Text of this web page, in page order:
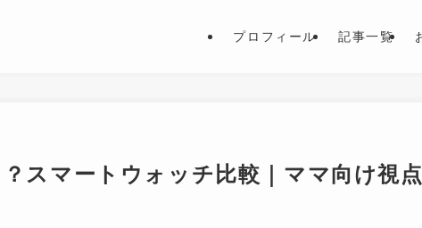
プロフィール 記事一覧
スマートウォッチ比較｜ママ向け視